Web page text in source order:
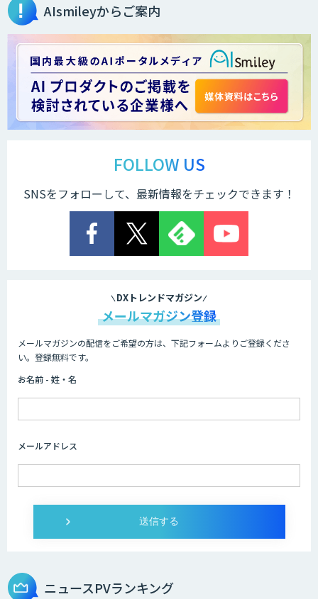
AIsmileyからご案内
FOLLOW US
SNSをフォローして、最新情報をチェックできます！
DXトレンドマガジン
メールマガジン登録
メールマガジンの配信をご希望の方は、下記フォームよりご登録くださ
い。登録無料です。
お名前 - 姓・名
メールアドレス
ニュースPVランキング